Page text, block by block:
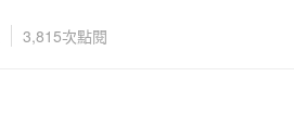
3,815次點閱